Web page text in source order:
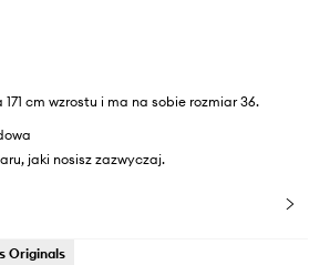
cm wzrostu i ma na sobie rozmiar 36.
jaki nosisz zazwyczaj.
Originals